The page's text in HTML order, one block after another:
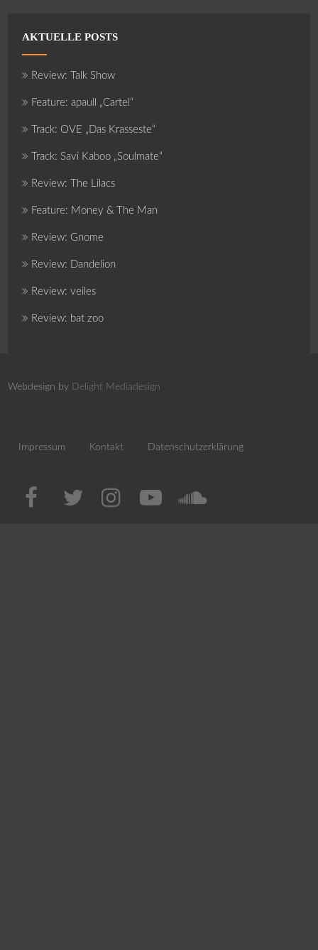
AKTUELLE POSTS
Review: Talk Show
Feature: apaull „Cartel“
Track: OVE „Das Krasseste“
Track: Savi Kaboo „Soulmate“
Review: The Lilacs
Feature: Money & The Man
Review: Gnome
Review: Dandelion
Review: veiles
Review: bat zoo
Webdesign by Delight Mediadesign
Impressum Kontakt Datenschutzerklärung